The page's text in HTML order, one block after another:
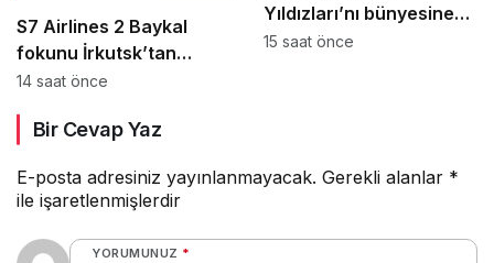
S7 Airlines 2 Baykal
fokunu İrkutsk’tan
Moskova’ya taşıdı
14 saat önce
Yıldızları’nı bünyesine
katıyor
15 saat önce
Bir Cevap Yaz
E-posta adresiniz yayınlanmayacak. Gerekli alanlar *
ile işaretlenmişlerdir
YORUMUNUZ *